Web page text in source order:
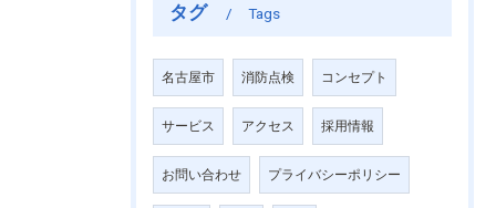
タグ Tags
名古屋市 消防点検 コンセプト
サービス アクセス 採用情報
お問い合わせ プライバシーポリシー